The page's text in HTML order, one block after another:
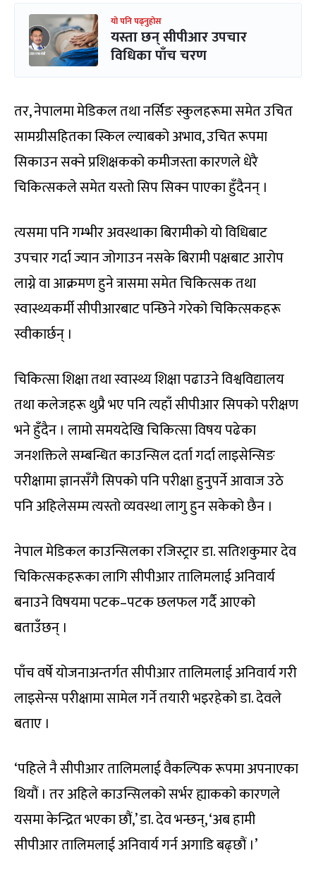
यो पनि पढ्नुहोस
यस्ता छन् सीपीआर उपचार
विधिका पाँच चरण
तर, नेपालमा मेडिकल तथा नर्सिङ स्कुलहरूमा समेत उचित
सामग्रीसहितका स्किल ल्याबको अभाव, उचित रूपमा
सिकाउन सक्ने प्रशिक्षकको कमीजस्ता कारणले धेरै
चिकित्सकले समेत यस्तो सिप सिक्न पाएका हुँदैनन् ।
त्यसमा पनि गम्भीर अवस्थाका बिरामीको यो विधिबाट
उपचार गर्दा ज्यान जोगाउन नसके बिरामी पक्षबाट आरोप
लाग्ने वा आक्रमण हुने त्रासमा समेत चिकित्सक तथा
स्वास्थ्यकर्मी सीपीआरबाट पन्छिने गरेको चिकित्सकहरू
स्वीकार्छन् ।
चिकित्सा शिक्षा तथा स्वास्थ्य शिक्षा पढाउने विश्वविद्यालय
तथा कलेजहरू थुप्रै भए पनि त्यहाँ सीपीआर सिपको परीक्षण
भने हुँदैन । लामो समयदेखि चिकित्सा विषय पढेका
जनशक्तिले सम्बन्धित काउन्सिल दर्ता गर्दा लाइसेन्सिङ
परीक्षामा ज्ञानसँगै सिपको पनि परीक्षा हुनुपर्ने आवाज उठे
पनि अहिलेसम्म त्यस्तो व्यवस्था लागु हुन सकेको छैन ।
नेपाल मेडिकल काउन्सिलका रजिस्ट्रार डा. सतिशकुमार देव
चिकित्सकहरूका लागि सीपीआर तालिमलाई अनिवार्य
बनाउने विषयमा पटक–पटक छलफल गर्दै आएको
बताउँछन् ।
पाँच वर्षे योजनाअन्तर्गत सीपीआर तालिमलाई अनिवार्य गरी
लाइसेन्स परीक्षामा सामेल गर्ने तयारी भइरहेको डा. देवले
बताए ।
‘पहिले नै सीपीआर तालिमलाई वैकल्पिक रूपमा अपनाएका
थियौं । तर अहिले काउन्सिलको सर्भर ह्याकको कारणले
यसमा केन्द्रित भएका छौं,’ डा. देव भन्छन्, ‘अब हामी
सीपीआर तालिमलाई अनिवार्य गर्न अगाडि बढ्छौं ।’